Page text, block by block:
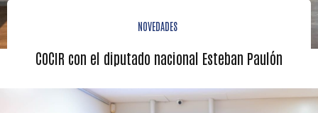
NOVEDADES
COCIR con el diputado nacional Esteban Paulón